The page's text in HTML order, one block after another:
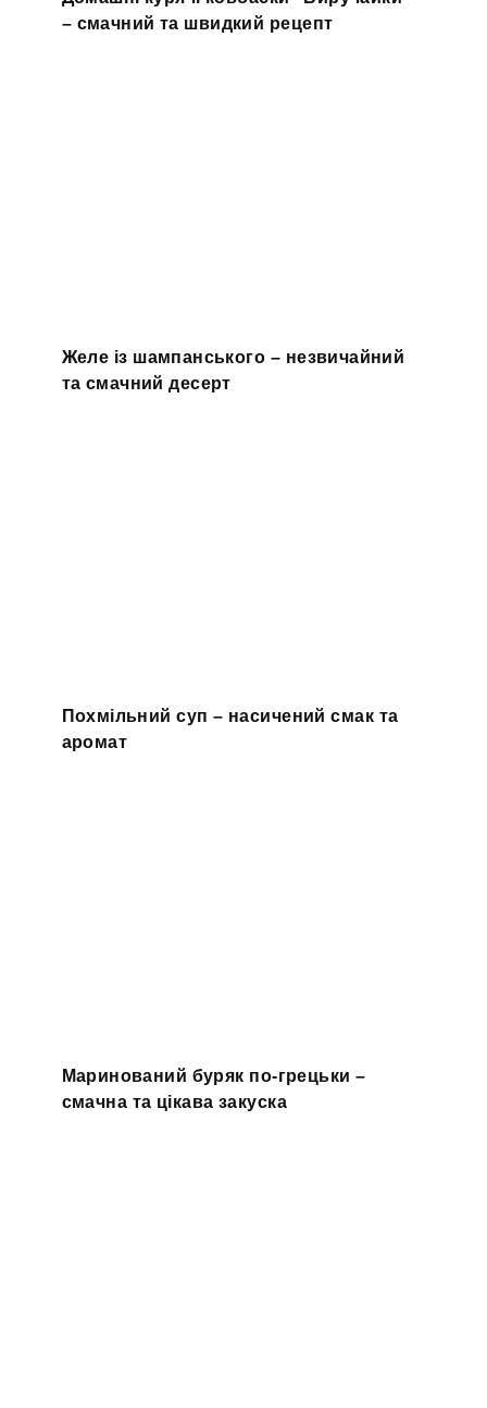
– смачний та швидкий рецепт
Желе із шампанського – незвичайний
та смачний десерт
Похмільний суп – насичений смак та
аромат
Маринований буряк по-грецьки –
смачна та цікава закуска